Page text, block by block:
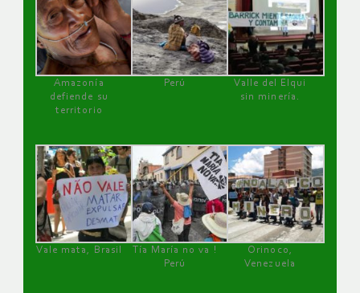
Amazonía
defiende su
territorio
Perú
Valle del Elqui
sin minería.
Vale mata, Brasil
Tía María no va !
Perú
Orinoco,
Venezuela